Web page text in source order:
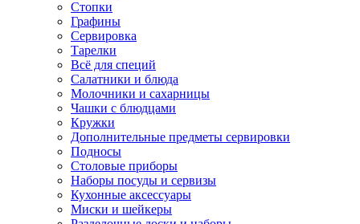
Стопки
Графины
Сервировка
Тарелки
Всё для специй
Салатники и блюда
Молочники и сахарницы
Чашки с блюдцами
Кружки
Дополнительные предметы сервировки
Подносы
Столовые приборы
Наборы посуды и сервизы
Кухонные аксессуары
Миски и шейкеры